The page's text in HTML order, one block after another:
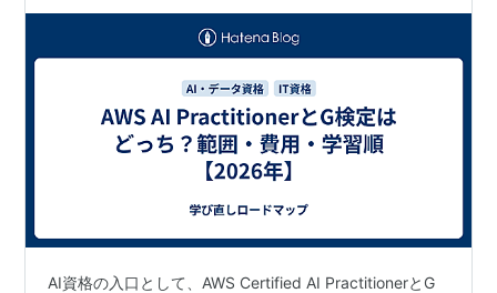
AI資格の入口として、AWS Certified AI PractitionerとG